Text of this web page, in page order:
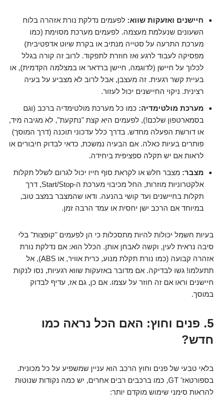
חיישנים ואזעקות שווא: לפעמים נדלקת נורת אזהרה בלוח
השעונים שנעלמת מעצמה. לפעמים מערכת מסוימת (כמו
מערכת התרעה על סטייה מנתיב או בקרת שיוט אדפטיבית)
מפסיקה לעבוד לרגע ואז חוזרת לתפקוד. לרוב זה קורה בגלל
לכלוך על חיישן (לדוגמה, חיישן ברדאר או במצלמה הקדמית), או
בעיית קשר רגעית. זה מעצבן, אבל לרוב לא מצביע על בעיה
רצינית. ניקוי החיישנים יכול לעזור.
מערכת מולטימדיה: כמו כל מערכת מולטימדיה ברכב (וגם
בסמארטפון שלכם!), לפעמים היא קצת "נתקעת", לא מגיבה מיד,
או דורשת הפעלה מחדש. בדרך כלל עדכוני תוכנה (דרך המוסך)
פותרים בעיות כאלה. אם הבעיה נמשכת, כדאי לבדוק חיבורים או
לראות אם יש תקלה ספציפית ביחידה.
מצבר: מצבר חלש או לקראת סוף חייו יכול לגרום לשלל תקלות
אלקטרוניות מוזרות, החל מכיבוי מערכת ה-Start/Stop, דרך
תקלות בחיישנים ועד קושי בהנעה. ודאו שהמצבר במצב טוב,
במיוחד אם הרכב ישן יחסית או עמד הרבה זמן.
בעיות חשמל יכולות להיות מתסכלות כי הן לפעמים "קופצות" בלי
סיבה נראית לעין, וקשה לאבחן אותן. הכלל הוא: אם נדלקת נורת
אזהרה קבועה (כמו נורת תקלת מנוע, כרית אוויר, או ABS), אל
תתעלמו! גשו לבדיקה. אם מדובר באזעקות שווא רגעיות, נסו לנקות
חיישנים וראו אם זה חוזר על עצמו. אם כן, גם אז, עדיף לבדוק
במוסך.
5. פנים וחוץ: האם הכל נראה כמו
חדש?
בלאי טבעי של פנים וחוץ הרכב הוא עניין שמשפיע על כל מכונית.
בספורטאז' GT, כמו ברכבים רבים אחרים, יש כמה נקודות שנוטות
להראות סימני שימוש מוקדם יותר: